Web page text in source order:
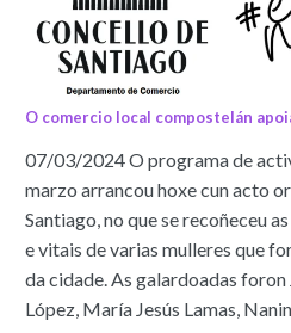
O comercio local compostelán
07/03/2024O programa de
marzo arrancou hoxe cun acto
Santiago, no que se recoñeceu
e vitais de varias mulleres que
da cidade. As galardoadas
López, María Jesús Lamas,